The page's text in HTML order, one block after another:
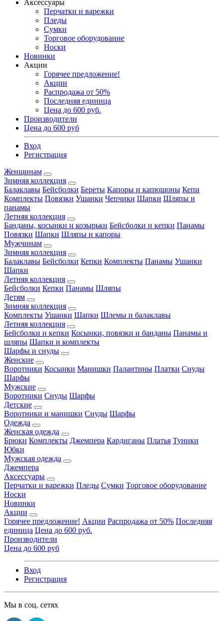
Аксессуары
Перчатки и варежки
Пледы
Сумки
Торговое оборудование
Носки
Новинки
Акции
Горячее предложение!
Акции
Распродажа от 50%
Последняя единица
Цена до 600 руб.
Производители
Цена до 600 руб
Вход
Регистрация
Женщинам
Зимняя коллекция
Балаклавы Бейсболки Береты Капоры и капюшоны Кепи
Комплекты Повязки Ушанки Чепчики Шапки Шляпы и
панамы
Летняя коллекция
Банданы, косынки и козырьки Бейсболки и кепки Панамы
Повязки Шапки Шляпы и капоры
Мужчинам
Зимняя коллекция
Балаклавы Бейсболки Кепки Комплекты Панамы Ушанки
Шапки
Летняя коллекция
Бейсболки Кепки Панамы Шляпы
Детям
Зимняя коллекция
Комплекты Ушанки Шапки Шлемы и балаклавы
Летняя коллекция
Бейсболки и кепки Косынки, повязки и банданы Панамы и
шляпы Шапки и комплекты
Шарфы и снуды
Женские
Воротники Косынки Манишки Палантины Платки Снуды
Шарфы
Мужские
Воротники Снуды Шарфы
Детские
Воротники и манишки Снуды Шарфы
Одежда
Женская одежда
Брюки Комплекты Джемпера Кардиганы Платья Туники
Юбки
Мужская одежда
Джемпера
Аксессуары
Перчатки и варежки Пледы Сумки Торговое оборудование
Носки
Новинки
Акции
Горячее предложение! Акции Распродажа от 50% Последняя
единица Цена до 600 руб.
Производители
Цена до 600 руб
Вход
Регистрация
Мы в соц. сетях